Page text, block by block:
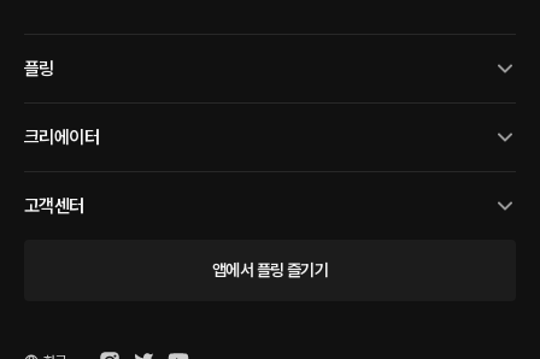
플링
크리에이터
고객센터
앱에서 플링 즐기기